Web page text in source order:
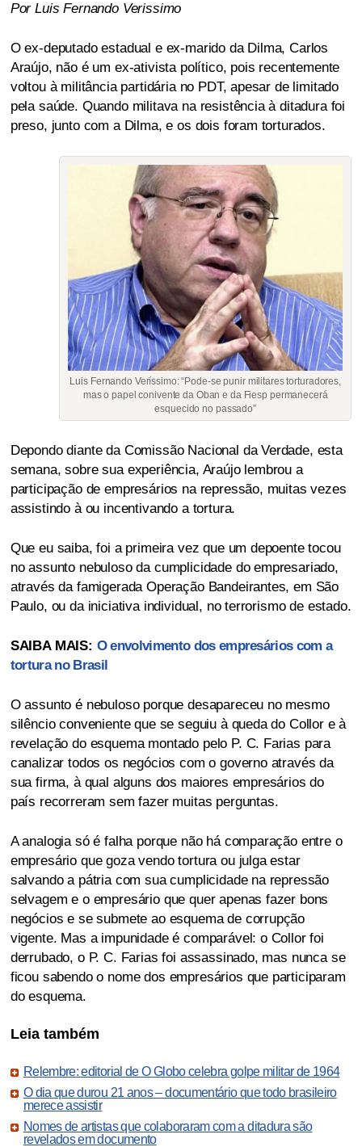
Por Luis Fernando Verissimo
O ex-deputado estadual e ex-marido da Dilma, Carlos
Araújo, não é um ex-ativista político, pois recentemente
voltou à militância partidária no PDT, apesar de limitado
pela saúde. Quando militava na resistência à ditadura foi
preso, junto com a Dilma, e os dois foram torturados.
Luis Fernando Veríssimo: “Pode-se punir militares torturadores,
mas o papel conivente da Oban e da Fiesp permanecerá
esquecido no passado”
Depondo diante da Comissão Nacional da Verdade, esta
semana, sobre sua experiência, Araújo lembrou a
participação de empresários na repressão, muitas vezes
assistindo à ou incentivando a tortura.
Que eu saiba, foi a primeira vez que um depoente tocou
no assunto nebuloso da cumplicidade do empresariado,
através da famigerada Operação Bandeirantes, em São
Paulo, ou da iniciativa individual, no terrorismo de estado.
SAIBA MAIS: O envolvimento dos empresários com a
tortura no Brasil
O assunto é nebuloso porque desapareceu no mesmo
silêncio conveniente que se seguiu à queda do Collor e à
revelação do esquema montado pelo P. C. Farias para
canalizar todos os negócios com o governo através da
sua firma, à qual alguns dos maiores empresários do
país recorreram sem fazer muitas perguntas.
A analogia só é falha porque não há comparação entre o
empresário que goza vendo tortura ou julga estar
salvando a pátria com sua cumplicidade na repressão
selvagem e o empresário que quer apenas fazer bons
negócios e se submete ao esquema de corrupção
vigente. Mas a impunidade é comparável: o Collor foi
derrubado, o P. C. Farias foi assassinado, mas nunca se
ficou sabendo o nome dos empresários que participaram
do esquema.
Leia também
Relembre: editorial de O Globo celebra golpe militar de 1964
O dia que durou 21 anos – documentário que todo brasileiro
merece assistir
Nomes de artistas que colaboraram com a ditadura são
revelados em documento